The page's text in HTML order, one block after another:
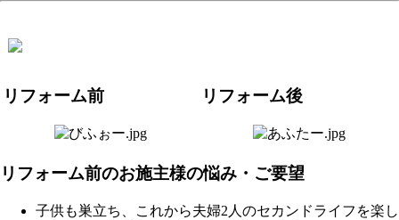
リフォーム前 リフォーム後
リフォーム前のお施主様の悩み・ご要望
子供も巣立ち、これから夫婦2人のセカンドライフを楽し